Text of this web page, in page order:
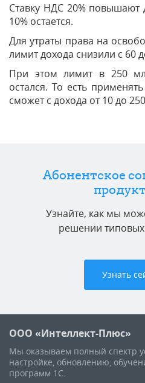
Ставку НДС 20% повышают
10% остается.
Для утраты права на
лимит дохода снизили с 60
При этом лимит в 250
остался. То есть
сможет с дохода от 10 до
Абонентское
Узнайте, как мы
решении типовых
Узнать
ООО «Интеллект-Плюс»
Мы оказываем полный спектр
настройке, обновлению,
программ 1С.